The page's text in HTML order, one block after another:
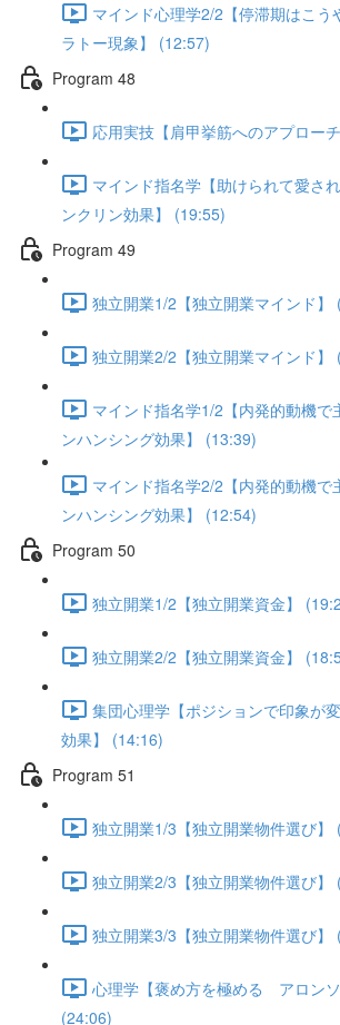
マインド心理学2/2【停滞期はこ
ラトー現象】 (12:57)
Program 48
応用実技【肩甲挙筋へのアプロー
マインド指名学【助けられて愛さ
ンクリン効果】 (19:55)
Program 49
独立開業1/2【独立開業マインド】
独立開業2/2【独立開業マインド】
マインド指名学1/2【内発的動機
ンハンシング効果】 (13:39)
マインド指名学2/2【内発的動機
ンハンシング効果】 (12:54)
Program 50
独立開業1/2【独立開業資金】
独立開業2/2【独立開業資金】
集団心理学【ポジションで印象が
効果】 (14:16)
Program 51
独立開業1/3【独立開業物件選び】
独立開業2/3【独立開業物件選び】
独立開業3/3【独立開業物件選び】
心理学【褒め方を極める アロンソ
(24:06)